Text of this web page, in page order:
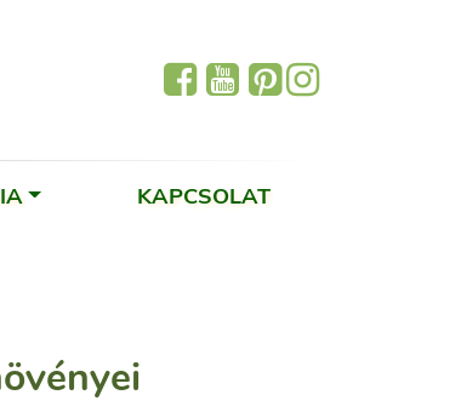
KAPCSOLAT